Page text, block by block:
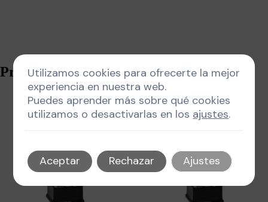
Productos relacionados
Utilizamos cookies para ofrecerte la mejor
experiencia en nuestra web.
Puedes aprender más sobre qué cookies
utilizamos o desactivarlas en los ajustes.
Aceptar Rechazar Ajustes